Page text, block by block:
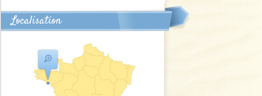
Localisation